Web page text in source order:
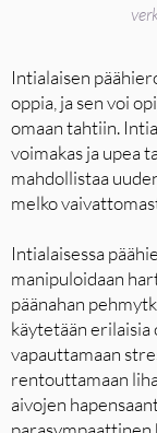
Intialaisen
oppia, ja sen voi
omaan tahtiin.
voimakas ja upea
mahdollistaa
melko
Intialaisessa
manipuloidaan
päänahan
käytetään
vapauttamaan
rentouttamaan
aivojen